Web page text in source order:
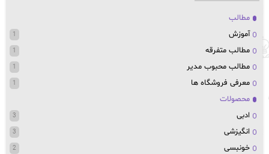
مطالب
آموزش
1
مطالب متفرقه 1
مطالب محبوب مدیر 1
معرفی فروشگاه ها 1
محصولات
ادبی
3
انگیزشی 3
خونبسی 2